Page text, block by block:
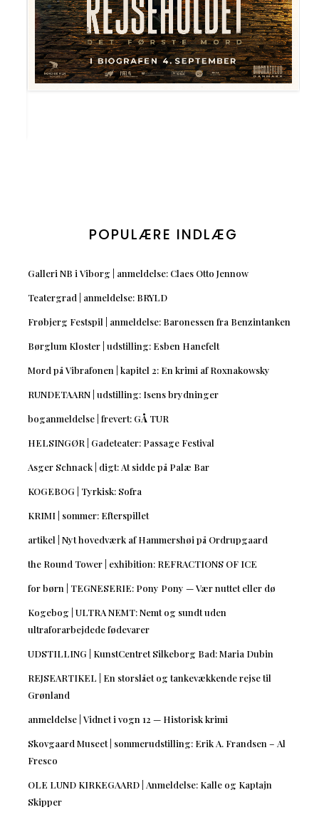
POPULÆRE INDLÆG
Galleri NB i Viborg | anmeldelse: Claes Otto Jennow
Teatergrad | anmeldelse: BRYLD
Frøbjerg Festspil | anmeldelse: Baronessen fra Benzintanken
Børglum Kloster | udstilling: Esben Hanefelt
Mord på Vibrafonen | kapitel 2: En krimi af Roxnakowsky
RUNDETAARN | udstilling: Isens brydninger
boganmeldelse | frevert: GÅ TUR
HELSINGØR | Gadeteater: Passage Festival
Asger Schnack | digt: At sidde på Palæ Bar
KOGEBOG | Tyrkisk: Sofra
KRIMI | sommer: Efterspillet
artikel | Nyt hovedværk af Hammershøi på Ordrupgaard
the Round Tower | exhibition: REFRACTIONS OF ICE
for børn | TEGNESERIE: Pony Pony — Vær nuttet eller dø
Kogebog | ULTRA NEMT: Nemt og sundt uden
ultraforarbejdede fødevarer
UDSTILLING | KunstCentret Silkeborg Bad: Maria Dubin
REJSEARTIKEL | En storslået og tankevækkende rejse til
Grønland
anmeldelse | Vidnet i vogn 12 — Historisk krimi
Skovgaard Museet | sommerudstilling: Erik A. Frandsen – Al
Fresco
OLE LUND KIRKEGAARD | Anmeldelse: Kalle og Kaptajn
Skipper